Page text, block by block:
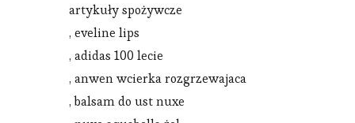
artykuły spożywcze
, eveline lips
, adidas 100 lecie
, anwen wcierka rozgrzewajaca
, balsam do ust nuxe